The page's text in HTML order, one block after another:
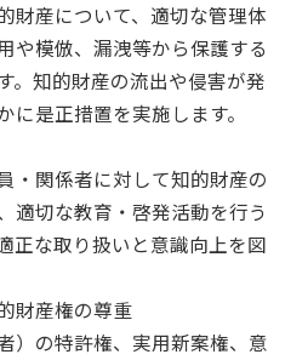
財産について、適切な管理体
や模倣、漏洩等から保護する
。知的財産の流出や侵害が発
に是正措置を実施します。
・関係者に対して知的財産の
適切な教育・啓発活動を行う
正な取り扱いと意識向上を図
財産権の尊重
）の特許権、実用新案権、意